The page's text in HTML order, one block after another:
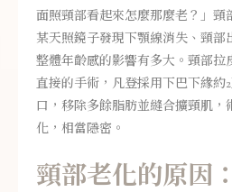
面照頸部看起來怎麼那麼老？」頸
某天照鏡子發現下顎線消失、頸部
整體年齡感的影響有多大。頸部拉
直接的手術，凡登採用下巴下緣約
口，移除多餘脂肪並縫合擴頸肌，
化，相當隱密。
頸部老化的原因